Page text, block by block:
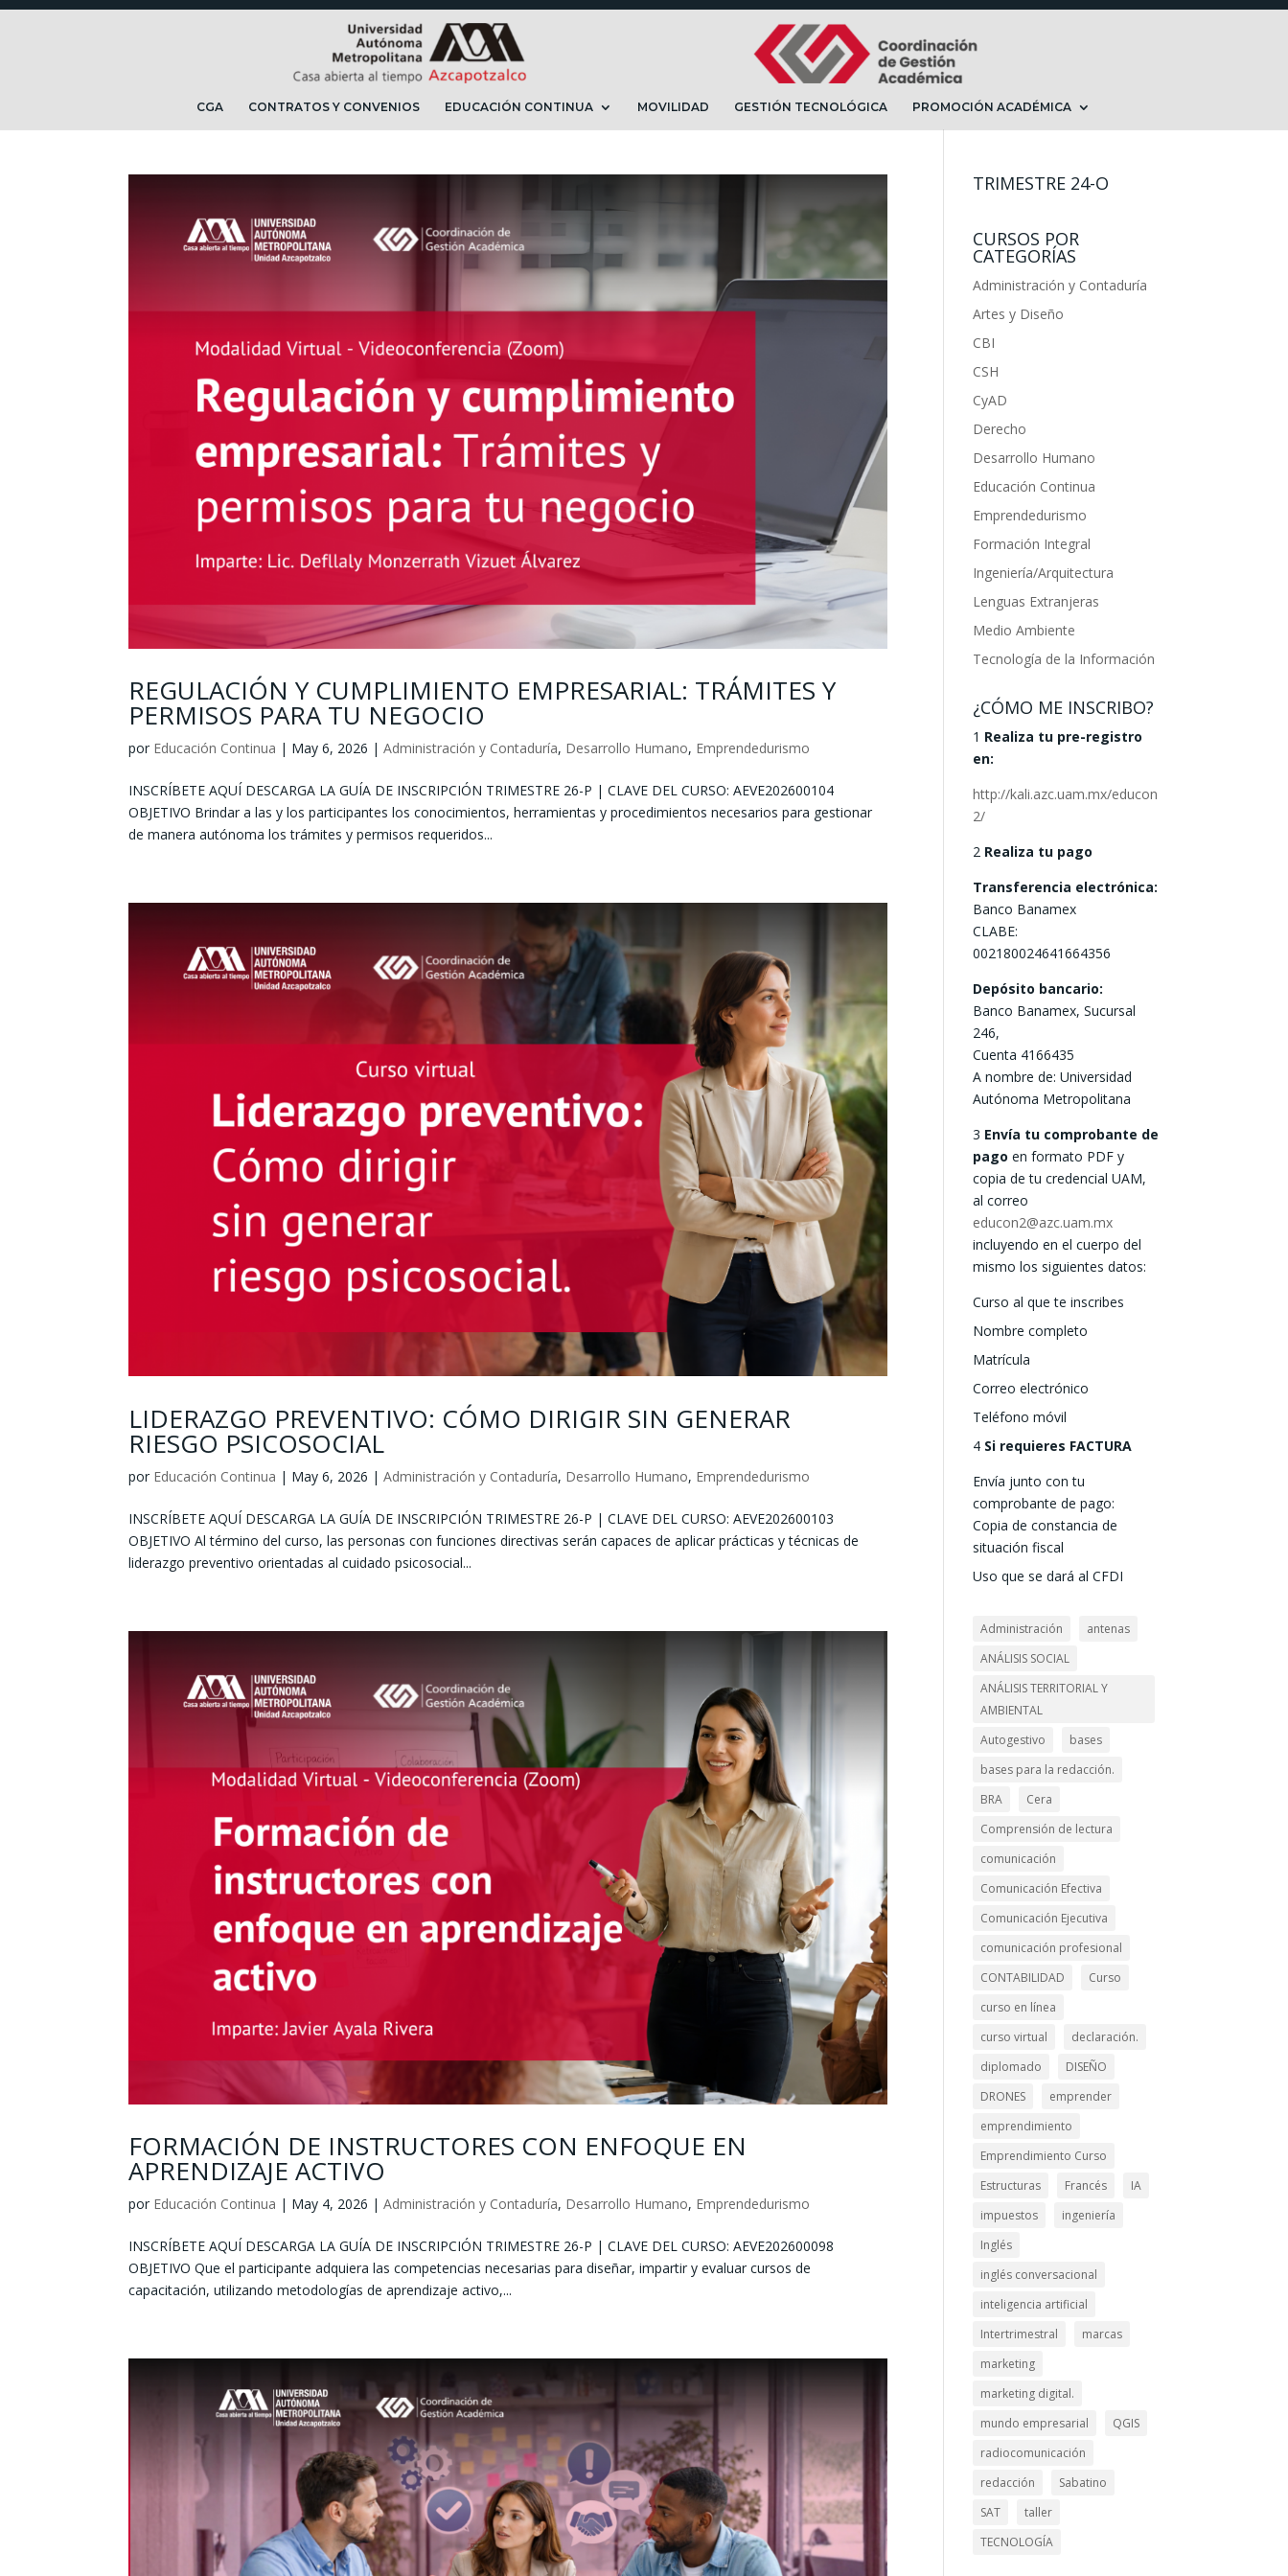
CGA CONTRATOS Y CONVENIOS EDUCACIÓN CONTINUA MOVILIDAD GESTIÓN TECNOLÓGICA PROMOCIÓN ACADÉMICA
REGULACIÓN Y CUMPLIMIENTO EMPRESARIAL: TRÁMITES Y
PERMISOS PARA TU NEGOCIO
por Educación Continua | May 6, 2026 |Administración y Contaduría, Desarrollo Humano, Emprendedurismo
INSCRÍBETE AQUÍ DESCARGA LA GUÍA DE INSCRIPCIÓN TRIMESTRE 26-P | CLAVE DEL CURSO: AEVE202600104
OBJETIVO Brindar a las y los participantes los conocimientos, herramientas y procedimientos necesarios para gestionar
de manera autónoma los trámites y permisos requeridos...
LIDERAZGO PREVENTIVO: CÓMO DIRIGIR SIN GENERAR
RIESGO PSICOSOCIAL
por Educación Continua | May 6, 2026 |Administración y Contaduría, Desarrollo Humano, Emprendedurismo
INSCRÍBETE AQUÍ DESCARGA LA GUÍA DE INSCRIPCIÓN TRIMESTRE 26-P | CLAVE DEL CURSO: AEVE202600103
OBJETIVO Al término del curso, las personas con funciones directivas serán capaces de aplicar prácticas y técnicas de
liderazgo preventivo orientadas al cuidado psicosocial...
FORMACIÓN DE INSTRUCTORES CON ENFOQUE EN
APRENDIZAJE ACTIVO
por Educación Continua | May 4, 2026 |Administración y Contaduría, Desarrollo Humano, Emprendedurismo
INSCRÍBETE AQUÍ DESCARGA LA GUÍA DE INSCRIPCIÓN TRIMESTRE 26-P | CLAVE DEL CURSO: AEVE202600098
OBJETIVO Que el participante adquiera las competencias necesarias para diseñar, impartir y evaluar cursos de
capacitación, utilizando metodologías de aprendizaje activo,...
TRIMESTRE 24-O
CURSOS POR
CATEGORÍAS
Administración y Contaduría
Artes y Diseño
CBI
CSH
CyAD
Derecho
Desarrollo Humano
Educación Continua
Emprendedurismo
Formación Integral
Ingeniería/Arquitectura
Lenguas Extranjeras
Medio Ambiente
Tecnología de la Información
¿CÓMO ME INSCRIBO?
1 Realiza tu pre-registro
en:
http://kali.azc.uam.mx/educon
2/
2 Realiza tu pago
Transferencia electrónica:
Banco Banamex
CLABE:
002180024641664356
Depósito bancario:
Banco Banamex, Sucursal
246,
Cuenta 4166435
A nombre de: Universidad
Autónoma Metropolitana
3 Envía tu comprobante de
pago en formato PDF y
copia de tu credencial UAM,
al correo
educon2@azc.uam.mx
incluyendo en el cuerpo del
mismo los siguientes datos:
Curso al que te inscribes
Nombre completo
Matrícula
Correo electrónico
Teléfono móvil
4 Si requieres FACTURA
Envía junto con tu
comprobante de pago:
Copia de constancia de
situación fiscal
Uso que se dará al CFDI
Administración
antenas
ANÁLISIS SOCIAL
ANÁLISIS TERRITORIAL Y
AMBIENTAL
Autogestivo
bases
bases para la redacción.
BRA
Cera
Comprensión de lectura
comunicación
Comunicación Efectiva
Comunicación Ejecutiva
comunicación profesional
CONTABILIDAD
Curso
curso en línea
curso virtual
declaración.
diplomado
DISEÑO
DRONES
emprender
emprendimiento
Emprendimiento Curso
Estructuras
Francés
IA
impuestos
ingeniería
Inglés
inglés conversacional
inteligencia artificial
Intertrimestral
marcas
marketing
marketing digital.
mundo empresarial
QGIS
radiocomunicación
redacción
Sabatino
SAT
taller
TECNOLOGÍA